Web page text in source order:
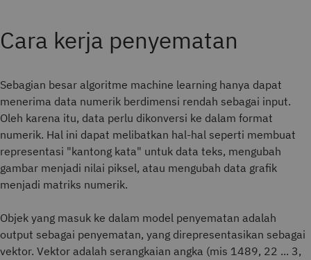
Cara kerja penyematan
Sebagian besar algoritme machine learning hanya dapat
menerima data numerik berdimensi rendah sebagai input.
Oleh karena itu, data perlu dikonversi ke dalam format
numerik. Hal ini dapat melibatkan hal-hal seperti membuat
representasi "kantong kata" untuk data teks, mengubah
gambar menjadi nilai piksel, atau mengubah data grafik
menjadi matriks numerik.
Objek yang masuk ke dalam model penyematan adalah
output sebagai penyematan, yang direpresentasikan sebagai
vektor. Vektor adalah serangkaian angka (mis 1489, 22 ... 3,